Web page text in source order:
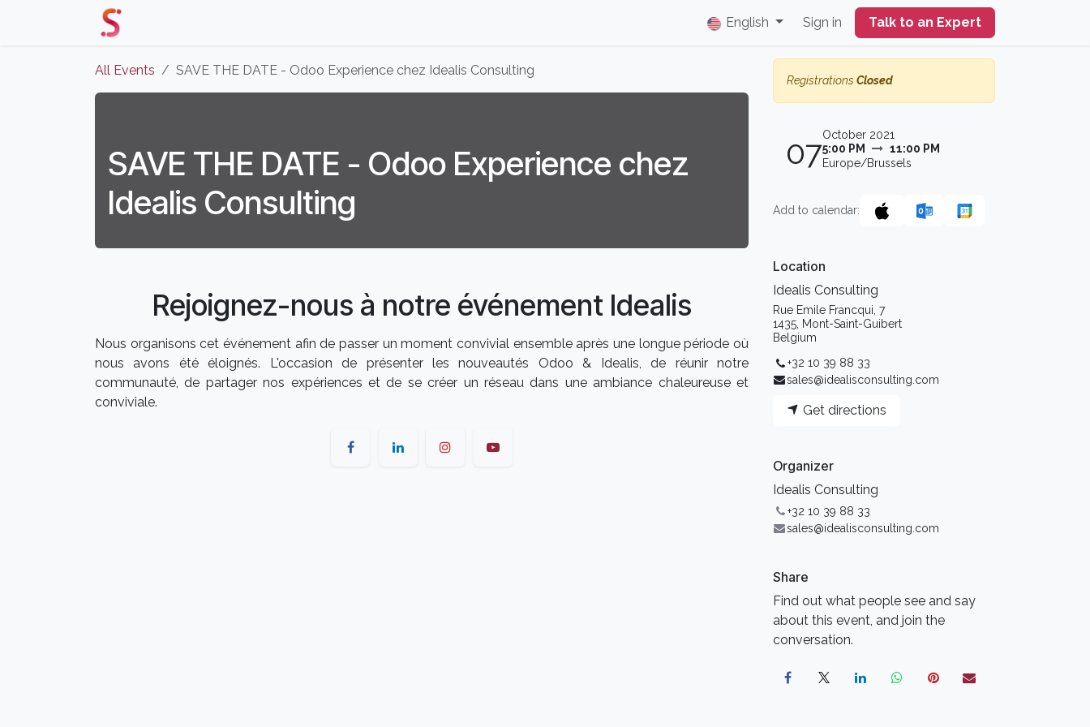
English Sign in Talk to an Expert
All Events SAVE THE DATE - Odoo Experience chez Idealis Consulting
SAVE THE DATE - Odoo Experience chez
Idealis Consulting
Rejoignez-nous à notre événement Idealis
Nous organisons cet événement afin de passer un moment convivial ensemble après une longue période où
nous avons été éloignés. L'occasion de présenter les nouveautés Odoo & Idealis, de réunir notre
communauté, de partager nos expériences et de se créer un réseau dans une ambiance chaleureuse et
conviviale.
Registrations Closed
07October 2021
5:00 PM
11:00 PM
Europe/Brussels
Add to calendar:
Location
Idealis Consulting
Rue Emile Francqui, 7
1435, Mont-Saint-Guibert
Belgium
+32 10 39 88 33
sales@idealisconsulting.com
Get directions
Organizer
Idealis Consulting
+32 10 39 88 33
sales@idealisconsulting.com
Share
Find out what people see and say
about this event, and join the
conversation.